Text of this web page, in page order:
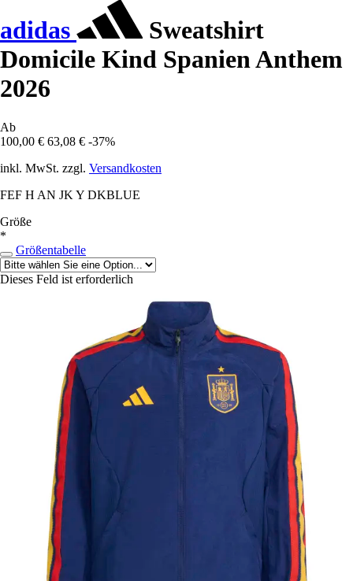
adidas
Sweatshirt
Domicile Kind Spanien Anthem
2026
Ab
100,00 € 63,08 € -37%
inkl. MwSt. zzgl. Versandkosten
FEF H AN JK Y DKBLUE
Größe
*
Größentabelle
Dieses Feld ist erforderlich